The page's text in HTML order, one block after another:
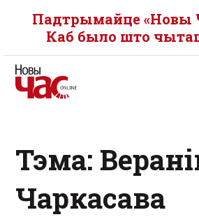
Падтрымайце «Новы
Каб было што
Тэма:
Чаркасава